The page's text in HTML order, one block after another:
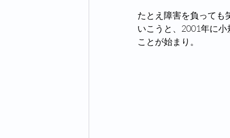
たとえ障害を負っても
いこうと、2001年に
ことが始まり。